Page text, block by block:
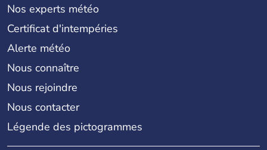
Nos experts météo
Certificat d'intempéries
Alerte météo
Nous connaître
Nous rejoindre
Nous contacter
Légende des pictogrammes